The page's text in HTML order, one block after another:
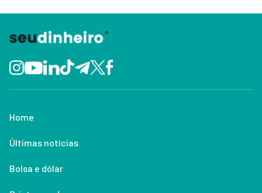
Home
Últimas notícias
Bolsa e dólar